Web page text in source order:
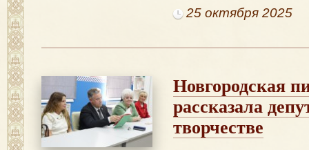
25 октября 2025
Новгородская
рассказала
творчестве